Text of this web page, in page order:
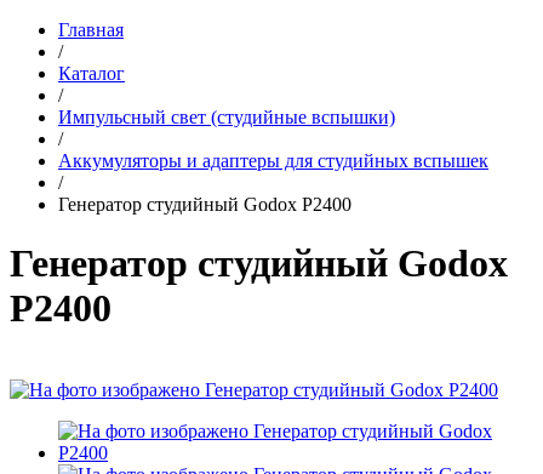
Главная
/
Каталог
/
Импульсный свет (студийные вспышки)
/
Аккумуляторы и адаптеры для студийных вспышек
/
Генератор студийный Godox P2400
Генератор студийный Godox
P2400